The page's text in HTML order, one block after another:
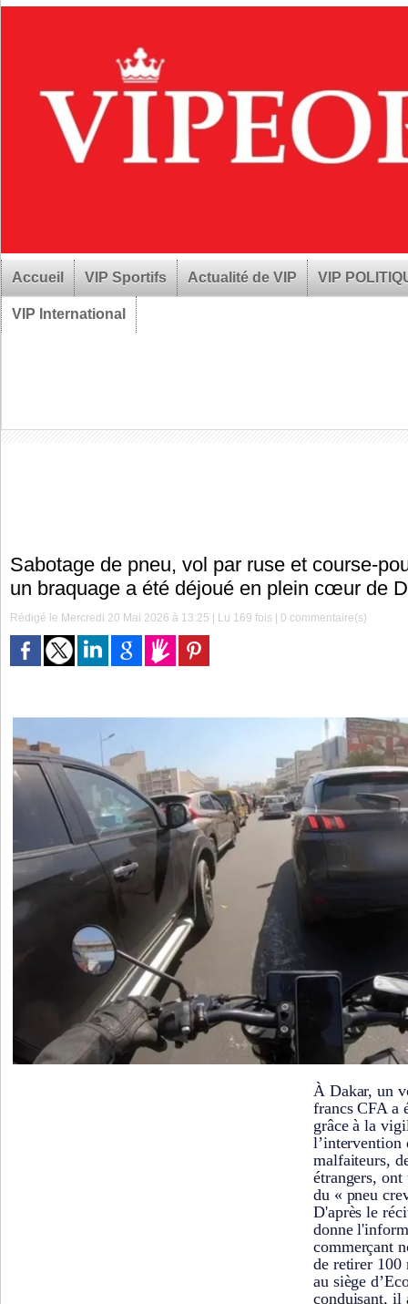
Accueil VIP Sportifs Actualité de VIP VIP
VIP International
Sabotage de pneu, vol par ruse et course-
un braquage a été déjoué en plein cœur de
Rédigé le Mercredi 20 Mai 2026 à 13:25 | Lu 169 fois |0 commentaire(s)
À Dakar, un
francs CFA a
grâce à la
l’intervention
malfaiteurs,
étrangers,
du « pneu
D'après le
donne
commerçant
de retirer 100
au siège
conduisant, il